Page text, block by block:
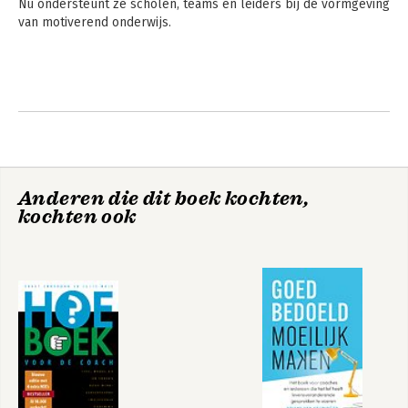
Nu ondersteunt ze scholen, teams en leiders bij de vormgeving
van motiverend onderwijs.
Anderen die dit boek kochten,
kochten ook